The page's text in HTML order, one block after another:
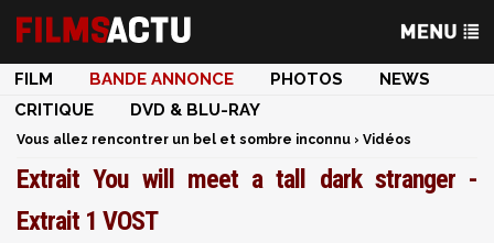
FILM BANDE ANNONCE PHOTOS
NEWS
CRITIQUE
DVD & BLU-RAY
Vous allez rencontrer un bel et sombre inconnu › Vidéos
Extrait You will meet a tall dark stranger -
Extrait 1 VOST